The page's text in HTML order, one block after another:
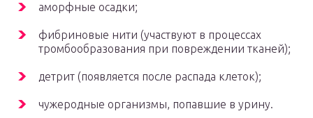
аморфные осадки;
фибриновые нити (участвуют в процессах
тромбообразования при повреждении тканей);
детрит (появляется после распада клеток);
чужеродные организмы, попавшие в урину.